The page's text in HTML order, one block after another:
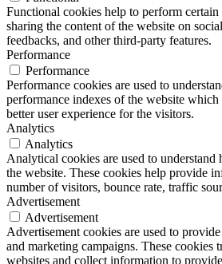
Functional cookies help to perform
sharing the content of the website on
feedbacks, and other third-party features.
Performance
Performance
Performance cookies are used to
performance indexes of the website
better user experience for the visitors.
Analytics
Analytics
Analytical cookies are used to
the website. These cookies help provide
number of visitors, bounce rate, traffic
Advertisement
Advertisement
Advertisement cookies are used to
and marketing campaigns. These cookies
websites and collect information to